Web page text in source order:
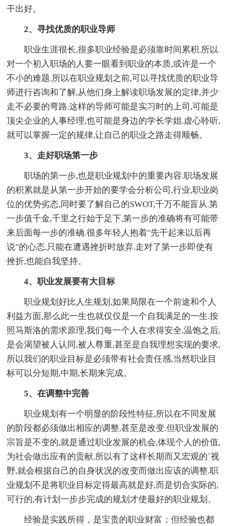
干出好。
2、寻找优质的职业导师
职业生涯很长,很多职业经验是必须靠时间累积.所以
对一个初入职场的人要一眼看到职业的本质,或许是一个
不小的难题.所以在职业规划之前,可以寻找优质的职业导
师进行咨询和了解,从他们身上解读职场发展的定律,并少
走不必要的弯路.这样的导师可能是实习时的上司,可能是
顶尖企业的人事经理,也可能是身边的学长学姐.虚心聆听,
就可以掌握一定的规律,让自己的职业之路走得顺畅。
3、走好职场第一步
职场的第一步,也是职业规划中的重要内容.职场发展
的积累就是从第一步开始的要学会分析公司,行业,职业岗
位的优势劣态,同时要了解自己的SWOT,千万不能盲从.第
一步值千金,千里之行始于足下,第一步的准确将有可能带
来后面每一步的准确.很多年轻人抱着"先干起来以后再
说"的心态,只能在遭遇挫折时放弃.走对了第一步即使有
挫折,也能自我坚持。
4、职业发展要有大目标
职业规划好比人生规划,如果局限在一个前途和个人
利益方面,那么此一生也就仅仅是一个自我满足的一生.按
照马斯洛的需求原理,我们每一个人在求得安全,温饱之后,
是会渴望被人认同,被人尊重,甚至是自我理想实现的要求,
所以我们的职业目标是必须带有社会责任感,当然职业目
标可以分短期,中期,长期来完成。
5、在调整中完善
职业规划有一个明显的阶段性特征,所以在不同发展
的阶段都必须做出相应的调整,甚至是改变.但职业发展的
宗旨是不变的,就是通过职业发展的机会,体现个人的价值,
为社会做出应有的贡献.所以有了这样长期而又宏观的`视
野,就会根据自己的自身状况的改变而做出应该的调整.职
业规划不是将职业目标定得最高就是好,而是切合实际的,
可行的,有计划一步步完成的规划才使最好的职业规划。
经验是实践所得，是宝贵的职业财富；但经验也都